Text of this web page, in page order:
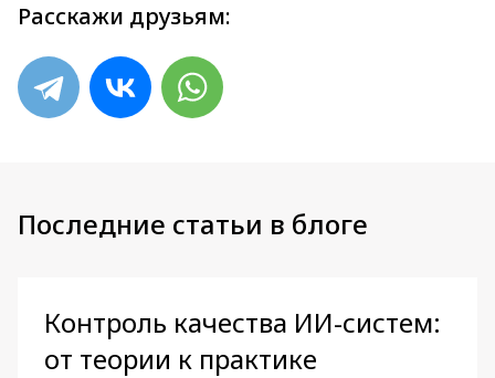
Расскажи друзьям:
Последние статьи в блоге
Контроль качества ИИ-систем:
от теории к практике